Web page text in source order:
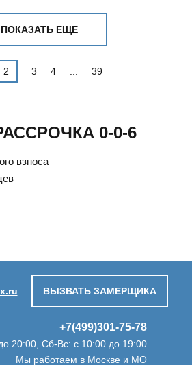
2 3 4 39
ПОКАЗАТЬ ЕЩЕ
0-0-6
взноса
ВЫЗВАТЬ ЗАМЕРЩИКА
+7(499)301-75-78
20:00, Сб-Вс: с 10:00 до 19:00
Мы работаем в Москве и МО